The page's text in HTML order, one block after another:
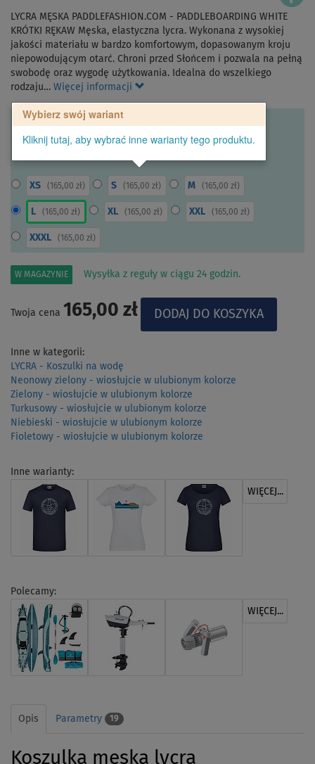
LYCRA MĘSKA PADDLEFASHION.COM - PADDLEBOARDING WHITE
KRÓTKI RĘKAW Męska, elastyczna lycra. Wykonana z wysokiej
jakości materiału w bardzo komfortowym, dopasowanym kroju
niepowodującym otarć. Chroni przed Słońcem i pozwala na pełną
swobodę oraz wygodę użytkowania. Idealna do wszelkiego
rodzaju… Więcej informacji
Wybierz swój wariant
Kliknij tutaj, aby wybrać inne warianty tego produktu.
XS ( 165,00 zł) S ( 165,00 zł) M ( 165,00 zł)
L ( 165,00 zł) XL ( 165,00 zł) XXL ( 165,00 zł)
XXXL ( 165,00 zł)
W MAGAZYNIE Wysyłka z reguły w ciągu 24 godzin.
Twoja cena 165,00 zł
Inne w kategorii:
LYCRA - Koszulki na wodę
Neonowy zielony - wiosłujcie w ulubionym kolorze
Zielony - wiosłujcie w ulubionym kolorze
Turkusowy - wiosłujcie w ulubionym kolorze
Niebieski - wiosłujcie w ulubionym kolorze
Fioletowy - wiosłujcie w ulubionym kolorze
Inne warianty:
WIĘCEJ...
Polecamy:
WIĘCEJ...
Opis Parametry 19
Koszulka męska lycra